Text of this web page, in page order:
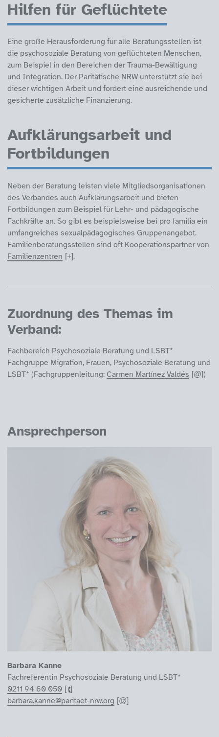
Hilfen für Geflüchtete
Eine große Herausforderung für alle Beratungsstellen ist
die psychosoziale Beratung von geflüchteten Menschen,
zum Beispiel in den Bereichen der Trauma-Bewältigung
und Integration. Der Paritätische NRW unterstützt sie bei
dieser wichtigen Arbeit und fordert eine ausreichende und
gesicherte zusätzliche Finanzierung.
Aufklärungsarbeit und
Fortbildungen
Neben der Beratung leisten viele Mitgliedsorganisationen
des Verbandes auch Aufklärungsarbeit und bieten
Fortbildungen zum Beispiel für Lehr- und pädagogische
Fachkräfte an. So gibt es beispielsweise bei pro familia ein
umfangreiches sexualpädagogisches Gruppenangebot.
Familienberatungsstellen sind oft Kooperationspartner von
Familienzentren
.
Zuordnung des Themas im
Verband:
Fachbereich Psychosoziale Beratung und LSBT*
Fachgruppe Migration, Frauen, Psychosoziale Beratung und
LSBT* (Fachgruppenleitung: Carmen Martínez Valdés )
Ansprechperson
Barbara Kanne
Fachreferentin Psychosoziale Beratung und LSBT*
0211 94 60 050
barbara.kanne@paritaet-nrw.org